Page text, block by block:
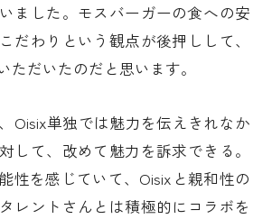
ました。モスバーガーの食への安
だわりという観点が後押しして、
ただいたのだと思います。
Oisix単独では魅力を伝えきれなか
して、改めて魅力を訴求できる。
性を感じていて、Oisixと親和性の
レントさんとは積極的にコラボを